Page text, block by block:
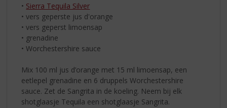
• Sierra Tequila Silver
• vers geperste jus d'orange
• vers geperst limoensap
• grenadine
• Worchestershire sauce
Mix 100 ml jus d’orange met 15 ml limoensap, een
eetlepel grenadine en 6 druppels Worchestershire
sauce. Zet de Sangrita in de koeling. Neem bij elk
shotglaasje Tequila een shotglaasje Sangrita.